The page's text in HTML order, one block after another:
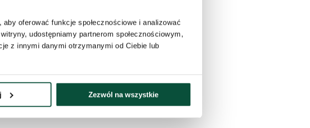
oferować funkcje społecznościowe i analizować
udostępniamy partnerom społecznościowym,
z innymi danymi otrzymanymi od Ciebie lub
Zezwól na wszystkie